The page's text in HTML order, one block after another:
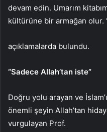
devam edin. Umarım
kültürüne bir armağan olur.
açıklamalarda bulundu.
“Sadece Allah’tan iste”
Doğru yolu arayan ve
önemli şeyin Allah’tan
vurgulayan Prof.